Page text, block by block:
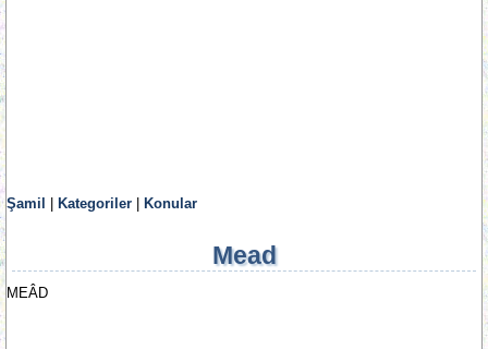
Şamil Kategoriler Konular
Mead
MEÂD